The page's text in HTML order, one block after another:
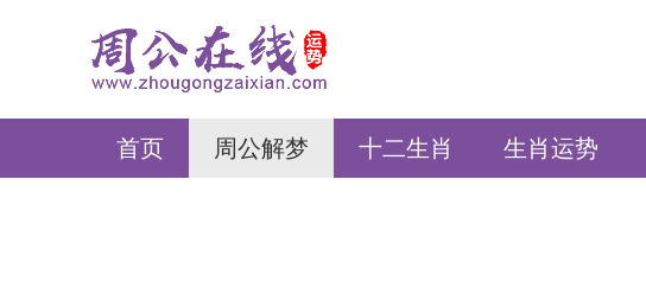
周公在线
首页 周公解梦 十二生肖 生肖运势